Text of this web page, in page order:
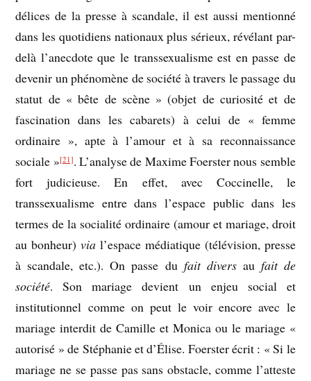
délices de la presse à scandale, il est aussi mentionné
dans les quotidiens nationaux plus sérieux, révélant par-
delà l’anecdote que le transsexualisme est en passe de
devenir un phénomène de société à travers le passage du
statut de « bête de scène » (objet de curiosité et de
fascination dans les cabarets) à celui de « femme
ordinaire », apte à l’amour et à sa reconnaissance
sociale »[21]. L’analyse de Maxime Foerster nous semble
fort judicieuse. En effet, avec Coccinelle, le
transsexualisme entre dans l’espace public dans les
termes de la socialité ordinaire (amour et mariage, droit
au bonheur)via l’espace médiatique (télévision, presse
à scandale, etc.). On passe du fait diversau fait de
société. Son mariage devient un enjeu social et
institutionnel comme on peut le voir encore avec le
mariage interdit de Camille et Monica ou le mariage «
autorisé » de Stéphanie et d’Élise. Foerster écrit : « Si le
mariage ne se passe pas sans obstacle, comme l’atteste